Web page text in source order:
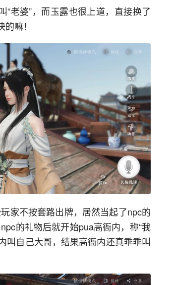
老婆”，而玉露也很上道，直接换了
嘛！
家不按套路出牌，居然当起了npc的
的礼物后就开始pua高衙内，称“我
叫自己大哥，结果高衙内还真乖乖叫